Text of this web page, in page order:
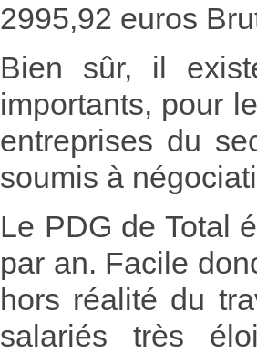
2995,92 euros
Bien sûr, il
importants, pour
entreprises du
soumis à
Le PDG de Total
par an. Facile
hors réalité du
salariés très